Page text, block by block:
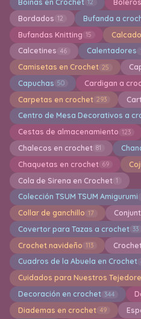
Boinas en Crochet 12 Boleros
Bordados 12 Bufanda a
Bufandas Knitting 15
Calcetines 46 Calentadores
Camisetas en Crochet 25
Capuchas 50 Cardigan a
Carpetas en crochet 293
Centro de Mesa Decorativos a
Cestas de almacenamiento 123
Chalecos en crochet 81
Chaquetas en crochet 69
Cola de Sirena en Crochet 1
Colección TSUM TSUM Amigurumi
Collar de ganchillo 17
Covertor para Tazas a crochet 33
Crochet navideño 113
Cuadros de la Abuela en Crochet
Cuidados para Nuestros
Decoración en crochet 344
Diademas en crochet 49